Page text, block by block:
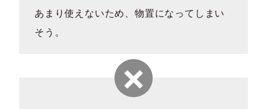
あまり使えないため、物置になってしまい
そう。